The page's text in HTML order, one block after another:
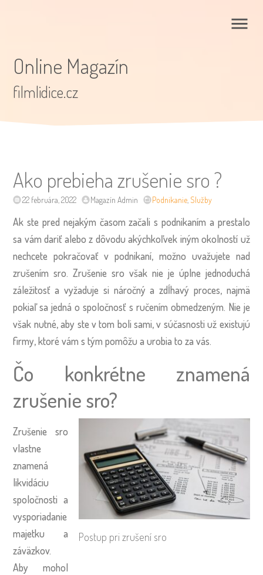
Online Magazín
filmlidice.cz
Ako prebieha zrušenie sro ?
22 februára, 2022 Magazín Admin Podnikanie Služby
Ak ste pred nejakým časom začali s podnikaním a prestalo
sa vám dariť alebo z dôvodu akýchkoľvek iným okolností už
nechcete pokračovať v podnikaní, možno uvažujete nad
zrušením sro. Zrušenie sro však nie je úplne jednoduchá
záležitosť a vyžaduje si náročný a zdĺhavý proces, najmä
pokiaľ sa jedná o spoločnosť s ručením obmedzeným. Nie je
však nutné, aby ste v tom boli sami, v súčasnosti už existujú
firmy, ktoré vám s tým pomôžu a urobia to za vás.
Čo konkrétne znamená
zrušenie sro?
Postup pri zrušení sro
Zrušenie sro
vlastne
znamená
likvidáciu
spoločnosti a
vysporiadanie
majetku a
záväzkov.
Aby mohol